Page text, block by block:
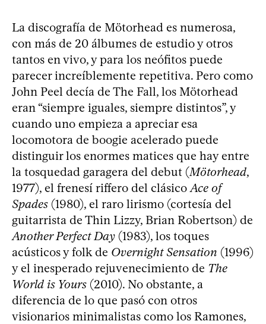
La discografía de Mötorhead es numerosa,
con más de 20 álbumes de estudio y otros
tantos en vivo, y para los neófitos puede
parecer increíblemente repetitiva. Pero como
John Peel decía de The Fall, los Mötorhead
eran “siempre iguales, siempre distintos”, y
cuando uno empieza a apreciar esa
locomotora de boogie acelerado puede
distinguir los enormes matices que hay entre
la tosquedad garagera del debut (Mötorhead,
1977), el frenesí riffero del clásico Ace of
Spades (1980), el raro lirismo (cortesía del
guitarrista de Thin Lizzy, Brian Robertson) de
Another Perfect Day (1983), los toques
acústicos y folk de Overnight Sensation (1996)
y el inesperado rejuvenecimiento de The
World is Yours (2010). No obstante, a
diferencia de lo que pasó con otros
visionarios minimalistas como los Ramones,